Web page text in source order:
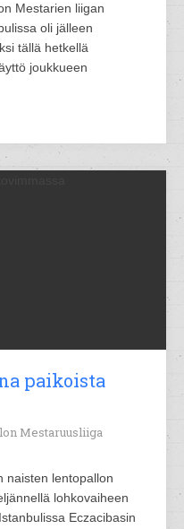
Mestarien liigan
oli jälleen
tällä hetkellä
joukkueen
paikoista
Mestaruusliiga
naisten lentopallon
lohkovaiheen
Eczacibasin